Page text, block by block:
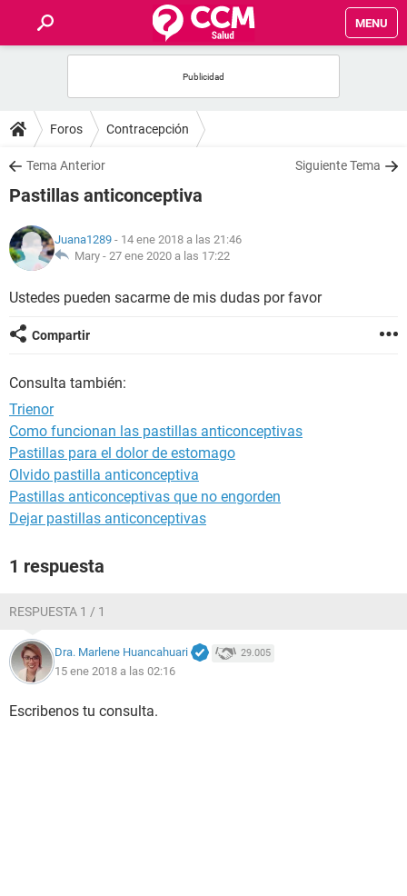
MENU
FOROS
SALUD
NUTRICIÓN
BIENESTAR
SEXUALIDAD
Foros Contracepción
Tema Anterior Siguiente Tema
Pastillas anticonceptiva
Juana1289 - 14 ene 2018 a las 21:46
Mary - 27 ene 2020 a las 17:22
Ustedes pueden sacarme de mis dudas por favor
Compartir
Consulta también:
Trienor
Como funcionan las pastillas anticonceptivas
Pastillas para el dolor de estomago
Olvido pastilla anticonceptiva
Pastillas anticonceptivas que no engorden
Dejar pastillas anticonceptivas
1 respuesta
RESPUESTA 1 / 1
Dra. Marlene Huancahuari 29.005
15 ene 2018 a las 02:16
Escribenos tu consulta.